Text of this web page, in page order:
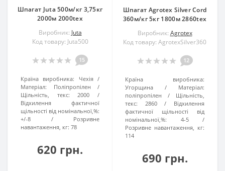
Шпагат Juta 500м/кг 3,75кг
2000м 2000tex
Виробник: Juta
Код товару: Juta500
15
Країна виробника:
Чехія
Матеріал:
Поліпропілен
Щільність, текс:
2000
Відхилення фактичної
щільності від номінальної,%:
+/-8
Розривне
навантаження, кг: 78
620 грн.
Шпагат Agrotex Silver Cord
360м/кг 5кг 1800м 2860tex
Виробник: Agrotex
Код товару: AgrotexSilver360
12
Країна виробника:
Угорщина
Матеріал:
поліпропілен
Щільність,
текс:
2860
Відхилення
фактичної щільності від
номінальної,%:
4-5
Розривне навантаження, кг:
114
690 грн.